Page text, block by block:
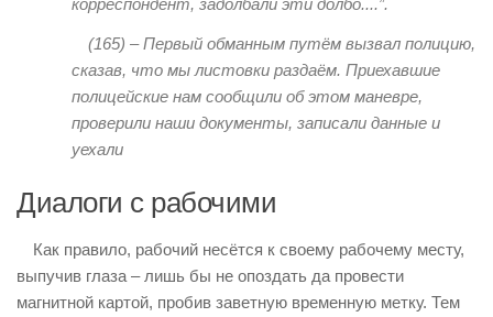
корреспондент, задолбали эти долбо....”.
(165) –Первый обманным путём вызвал полицию,
сказав, что мы листовки раздаём. Приехавшие
полицейские нам сообщили об этом маневре,
проверили наши документы, записали данные и
уехали
Диалоги с рабочими
Как правило, рабочий несётся к своему рабочему месту,
выпучив глаза – лишь бы не опоздать да провести
магнитной картой, пробив заветную временную метку. Тем